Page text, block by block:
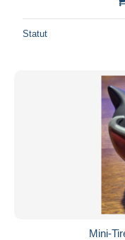
Statut
Mini-